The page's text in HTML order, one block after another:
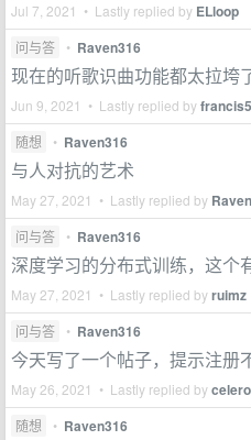
Jul 7, 2021 • Lastly replied by ELloop
问与答 • Raven316
现在的听歌识曲功能都太拉垮
Jun 9, 2021 • Lastly replied by
随想 • Raven316
与人对抗的艺术
May 27, 2021 • Lastly replied by
问与答 • Raven316
深度学习的分布式训练，这个
May 27, 2021 • Lastly replied byruimz
问与答 • Raven316
今天写了一个帖子，提示注册
May 26, 2021 • Lastly replied by
随想 • Raven316